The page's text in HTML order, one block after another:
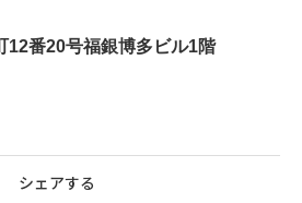
12番20号福銀博多ビル1階
シェアする